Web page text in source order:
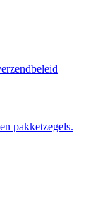
pakketzegels.